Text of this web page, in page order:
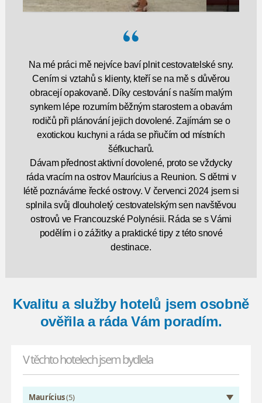
Na mé práci mě nejvíce baví plnit cestovatelské sny.
Cením si vztahů s klienty, kteří se na mě s důvěrou
obracejí opakovaně. Díky cestování s naším malým
synkem lépe rozumím běžným starostem a obavám
rodičů při plánování jejich dovolené. Zajímám se o
exotickou kuchyni a ráda se přiučím od místních
šéfkucharů.
Dávam přednost aktivní dovolené, proto se vždycky
ráda vracím na ostrov Maurícius a Reunion. S dětmi v
létě poznáváme řecké ostrovy. V červenci 2024 jsem si
splnila svůj dlouholetý cestovatelským sen navštěvou
ostrovů ve Francouzské Polynésii. Ráda se s Vámi
podělím i o zážitky a praktické tipy z této snové
destinace.
Kvalitu a služby hotelů jsem osobně
ověřila a ráda Vám poradím.
V těchto hotelech jsem bydlela
Maurícius(5)